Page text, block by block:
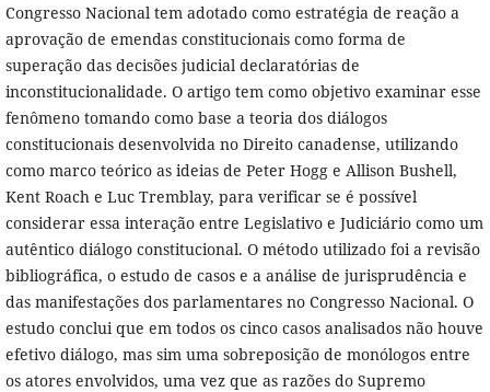
Congresso Nacional tem adotado como estratégia de reação a
aprovação de emendas constitucionais como forma de
superação das decisões judicial declaratórias de
inconstitucionalidade. O artigo tem como objetivo examinar esse
fenômeno tomando como base a teoria dos diálogos
constitucionais desenvolvida no Direito canadense, utilizando
como marco teórico as ideias de Peter Hogg e Allison Bushell,
Kent Roach e Luc Tremblay, para verificar se é possível
considerar essa interação entre Legislativo e Judiciário como um
autêntico diálogo constitucional. O método utilizado foi a revisão
bibliográfica, o estudo de casos e a análise de jurisprudência e
das manifestações dos parlamentares no Congresso Nacional. O
estudo conclui que em todos os cinco casos analisados não houve
efetivo diálogo, mas sim uma sobreposição de monólogos entre
os atores envolvidos, uma vez que as razões do Supremo